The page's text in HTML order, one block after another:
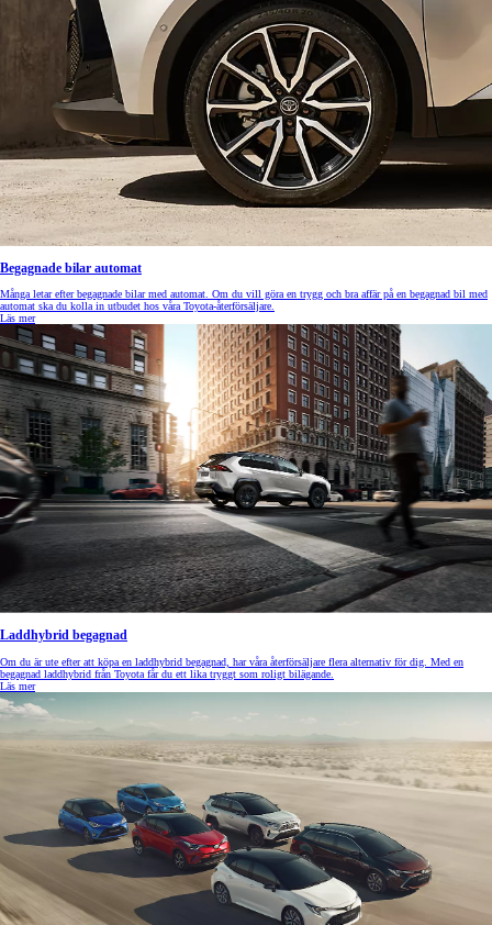
Begagnade bilar automat
Många letar efter begagnade bilar med automat. Om du vill göra en trygg och bra affär på en begagnad bil med
automat ska du kolla in utbudet hos våra Toyota-återförsäljare.
Läs mer
Laddhybrid begagnad
Om du är ute efter att köpa en laddhybrid begagnad, har våra återförsäljare flera alternativ för dig. Med en
begagnad laddhybrid från Toyota får du ett lika tryggt som roligt bilägande.
Läs mer